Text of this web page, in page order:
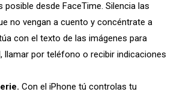
posible desde FaceTime. Silencia las
no vengan a cuento y concéntrate a
con el texto de las imágenes para
llamar por teléfono o recibir indicaciones
Con el iPhone tú controlas tu